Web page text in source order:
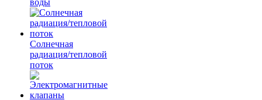
воды
Солнечная
радиация/тепловой
поток